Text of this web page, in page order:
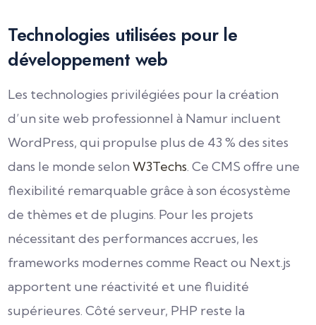
Technologies utilisées pour le
développement web
Les technologies privilégiées pour la création
d’un site web professionnel à Namur incluent
WordPress, qui propulse plus de 43 % des sites
dans le monde selon W3Techs. Ce CMS offre une
flexibilité remarquable grâce à son écosystème
de thèmes et de plugins. Pour les projets
nécessitant des performances accrues, les
frameworks modernes comme React ou Next.js
apportent une réactivité et une fluidité
supérieures. Côté serveur, PHP reste la